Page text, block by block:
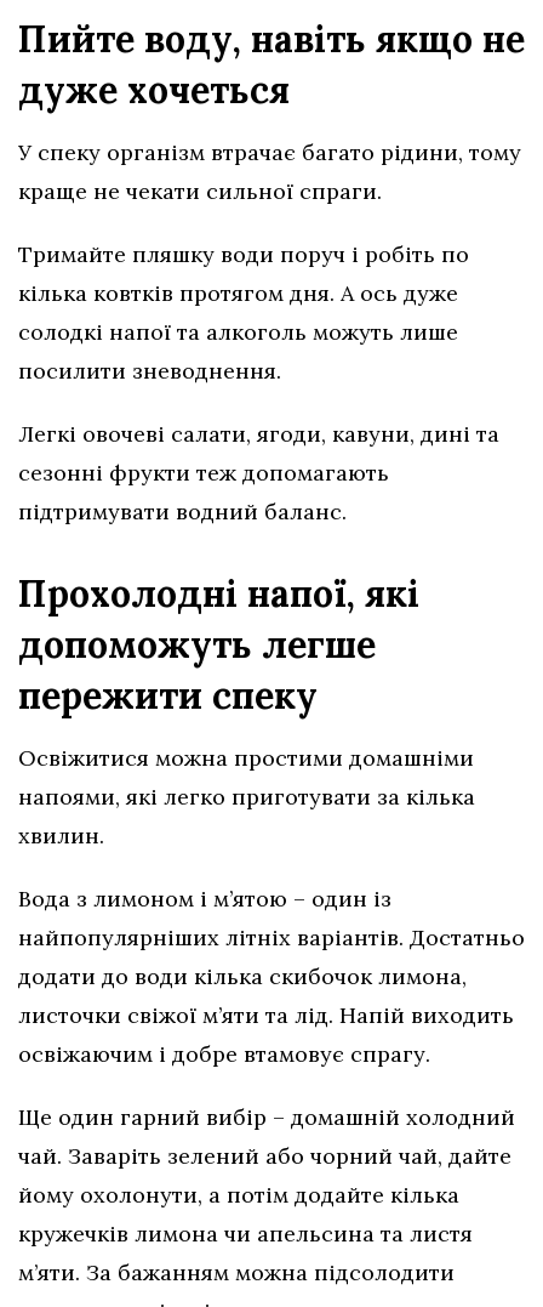
Пийте воду, навіть якщо не
дуже хочеться
У спеку організм втрачає багато рідини, тому
краще не чекати сильної спраги.
Тримайте пляшку води поруч і робіть по
кілька ковтків протягом дня. А ось дуже
солодкі напої та алкоголь можуть лише
посилити зневоднення.
Легкі овочеві салати, ягоди, кавуни, дині та
сезонні фрукти теж допомагають
підтримувати водний баланс.
Прохолодні напої, які
допоможуть легше
пережити спеку
Освіжитися можна простими домашніми
напоями, які легко приготувати за кілька
хвилин.
Вода з лимоном і м’ятою – один із
найпопулярніших літніх варіантів. Достатньо
додати до води кілька скибочок лимона,
листочки свіжої м’яти та лід. Напій виходить
освіжаючим і добре втамовує спрагу.
Ще один гарний вибір – домашній холодний
чай. Заваріть зелений або чорний чай, дайте
йому охолонути, а потім додайте кілька
кружечків лимона чи апельсина та листя
м’яти. За бажанням можна підсолодити